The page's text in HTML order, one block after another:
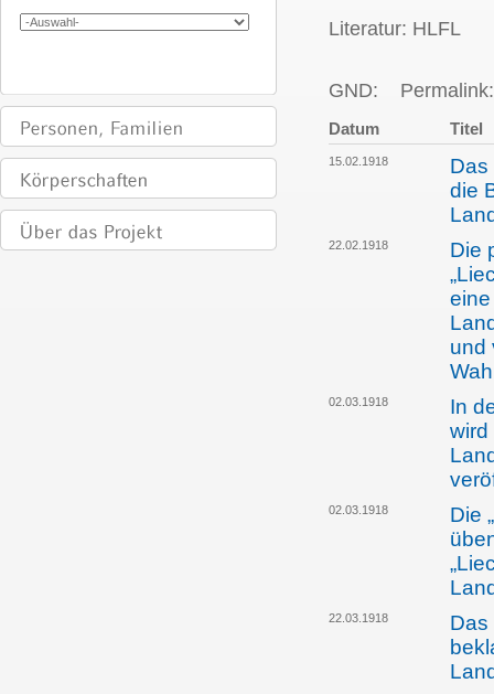
Literatur: HLFL
GND:
Datum Titel
15.02.1918
Das
die
22.02.1918
Die
und
02.03.1918
In
wird
02.03.1918
Die
22.03.1918
Das